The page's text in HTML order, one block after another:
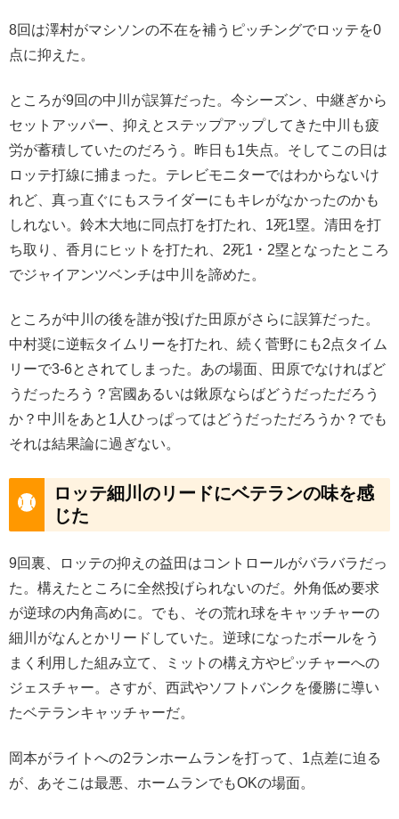
8回は澤村がマシソンの不在を補うピッチングでロッテを0
点に抑えた。
ところが9回の中川が誤算だった。今シーズン、中継ぎから
セットアッパー、抑えとステップアップしてきた中川も疲
労が蓄積していたのだろう。昨日も1失点。そしてこの日は
ロッテ打線に捕まった。テレビモニターではわからないけ
れど、真っ直ぐにもスライダーにもキレがなかったのかも
しれない。鈴木大地に同点打を打たれ、1死1塁。清田を打
ち取り、香月にヒットを打たれ、2死1・2塁となったところ
でジャイアンツベンチは中川を諦めた。
ところが中川の後を誰が投げた田原がさらに誤算だった。
中村奨に逆転タイムリーを打たれ、続く菅野にも2点タイム
リーで3-6とされてしまった。あの場面、田原でなければど
うだったろう？宮國あるいは鍬原ならばどうだっただろう
か？中川をあと1人ひっぱってはどうだっただろうか？でも
それは結果論に過ぎない。
ロッテ細川のリードにベテランの味を感
じた
9回裏、ロッテの抑えの益田はコントロールがバラバラだっ
た。構えたところに全然投げられないのだ。外角低め要求
が逆球の内角高めに。でも、その荒れ球をキャッチャーの
細川がなんとかリードしていた。逆球になったボールをう
まく利用した組み立て、ミットの構え方やピッチャーへの
ジェスチャー。さすが、西武やソフトバンクを優勝に導い
たベテランキャッチャーだ。
岡本がライトへの2ランホームランを打って、1点差に迫る
が、あそこは最悪、ホームランでもOKの場面。